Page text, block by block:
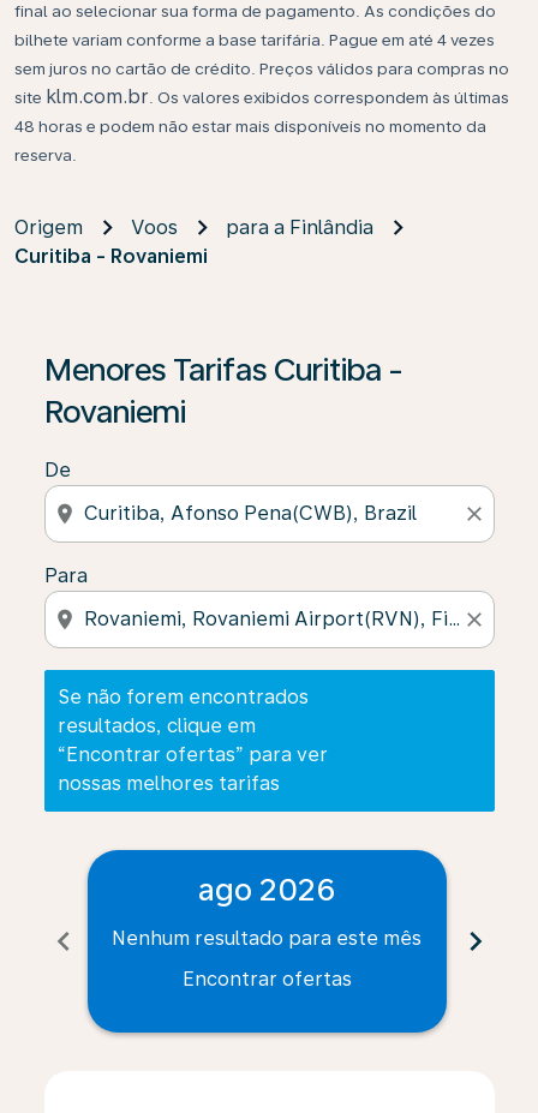
final ao selecionar sua forma de pagamento. As condições do
bilhete variam conforme a base tarifária. Pague em até 4 vezes
sem juros no cartão de crédito. Preços válidos para compras no
site klm.com.br . Os valores exibidos correspondem às últimas
48 horas e podem não estar mais disponíveis no momento da
reserva.
Origem Voos
para a Finlândia
Curitiba - Rovaniemi
Menores Tarifas Curitiba -
Rovaniemi
De
location_on close
Para
location_on close
Se não forem encontrados
resultados, clique em
“Encontrar ofertas” para ver
nossas melhores tarifas
Se não forem encontrados resultados, clique em
chevron_left
ago 2026
Nenhum resultado para este mês
Encontrar ofertas
chevron_right